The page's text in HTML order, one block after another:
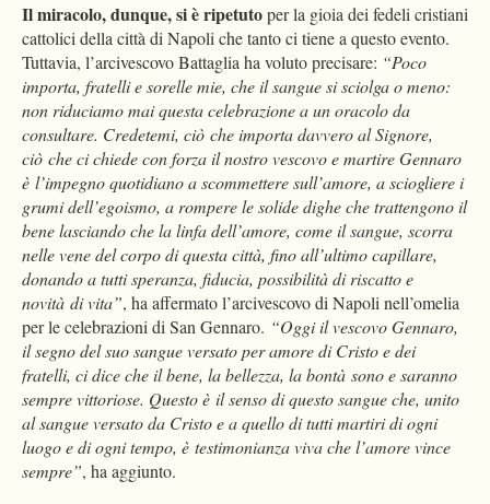
Il miracolo, dunque, si è ripetutoper la gioia dei fedeli cristiani
cattolici della città di Napoli che tanto ci tiene a questo evento.
Tuttavia, l’arcivescovo Battaglia ha voluto precisare: “Poco
importa, fratelli e sorelle mie, che il sangue si sciolga o meno:
non riduciamo mai questa celebrazione a un oracolo da
consultare. Credetemi, ciò che importa davvero al Signore,
ciò che ci chiede con forza il nostro vescovo e martire Gennaro
è l’impegno quotidiano a scommettere sull’amore, a sciogliere i
grumi dell’egoismo, a rompere le solide dighe che trattengono il
bene lasciando che la linfa dell’amore, come il sangue, scorra
nelle vene del corpo di questa città, fino all’ultimo capillare,
donando a tutti speranza, fiducia, possibilità di riscatto e
novità di vita”, ha affermato l’arcivescovo di Napoli nell’omelia
per le celebrazioni di San Gennaro. “Oggi il vescovo Gennaro,
il segno del suo sangue versato per amore di Cristo e dei
fratelli, ci dice che il bene, la bellezza, la bontà sono e saranno
sempre vittoriose. Questo è il senso di questo sangue che, unito
al sangue versato da Cristo e a quello di tutti martiri di ogni
luogo e di ogni tempo, è testimonianza viva che l’amore vince
sempre”, ha aggiunto.